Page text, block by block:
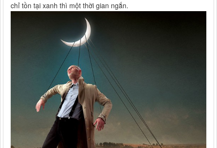
chỉ tồn tại xanh thì một thời gian ngắn.